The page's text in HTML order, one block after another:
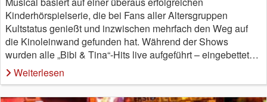
Kinderhörspielserie, die bei Fans aller Altersgruppen
Kultstatus genießt und inzwischen mehrfach den Weg auf
die Kinoleinwand gefunden hat. Während der Shows
wurden alle „Bibi & Tina“-Hits live aufgeführt – eingebettet…
Weiterlesen